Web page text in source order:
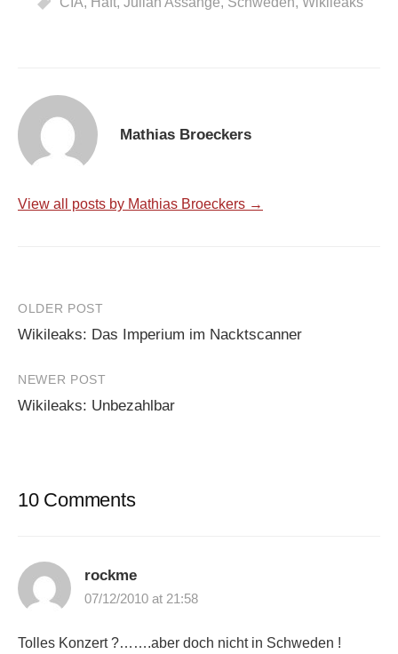
Mathias Broeckers
View all posts by Mathias Broeckers →
Post
navigation
OLDER POST
Wikileaks: Das Imperium im Nacktscanner
NEWER POST
Wikileaks: Unbezahlbar
10 Comments
rockme
07/12/2010 at 21:58
Tolles Konzert ?…….aber doch nicht in Schweden !